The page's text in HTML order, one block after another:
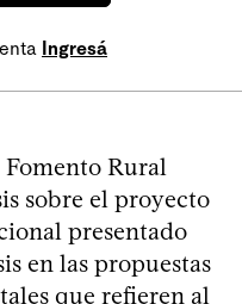
Ingresá
Rural
sobre el proyecto
presentado
en las propuestas
que refieren al